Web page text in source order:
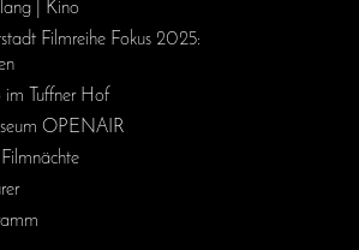
| Kino
Filmreihe Fokus 2025:
im Tuffner Hof
OPENAIR